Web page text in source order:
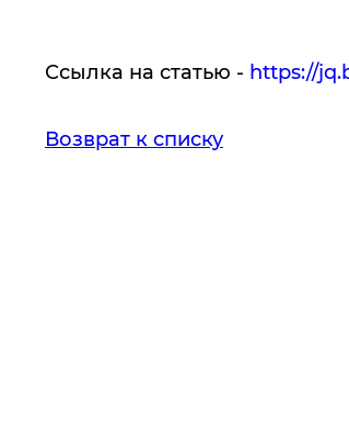
Ссылка на статью - https://
Возврат к списку